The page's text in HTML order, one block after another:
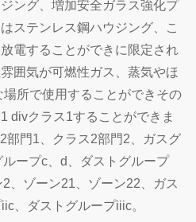
ング、増加安全ガラス強化プ
ステンレス鋼ハウジング、こ
電することができに限定され
囲気が可燃性ガス、蒸気やほ
所で使用することができその
divクラス1することができま
部門1、クラス2部門2、ガスグ
ープc、d、ダストグループ
、ゾーン21、ゾーン22、ガス
、ダストグループiiic。